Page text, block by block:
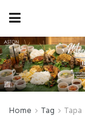
Home Tag Tapa